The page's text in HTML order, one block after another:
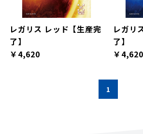
レガリス レッド【生産完
了】
￥4,620
レガリ
了】
￥4,620
1